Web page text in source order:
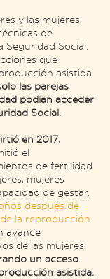
y las mujeres
de
Social.
que
asistida
las parejas
podían acceder
Social.
en 2017,
el
de fertilidad
mujeres
de gestar.
después de
la reproducción
avance
de las mujeres
un acceso
asistida.